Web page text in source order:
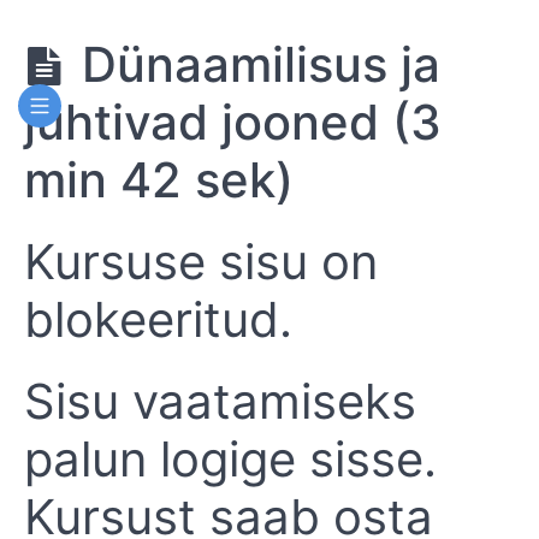
Kompositsioon
kunstis ja
kunstis
disainis
Sissejuhatus
(2 min 50
ja
suhted
Dünaamilisus ja
juhtivad jooned (3
min 42 sek)
Kursuse sisu on
blokeeritud.
Sisu vaatamiseks
palun logige sisse.
Kursust saab osta